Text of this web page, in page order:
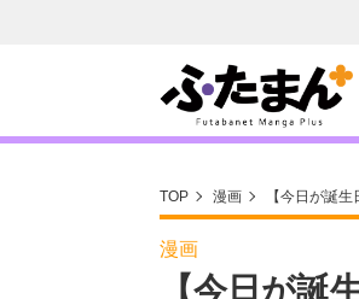
TOP 漫画 【今日が誕
漫画
【今日が誕